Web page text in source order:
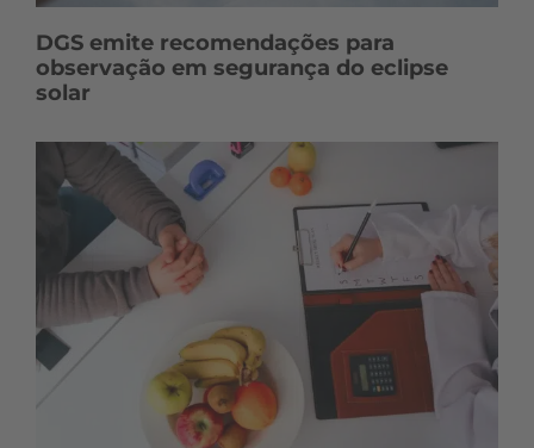
DGS emite recomendações para
observação em segurança do eclipse
solar